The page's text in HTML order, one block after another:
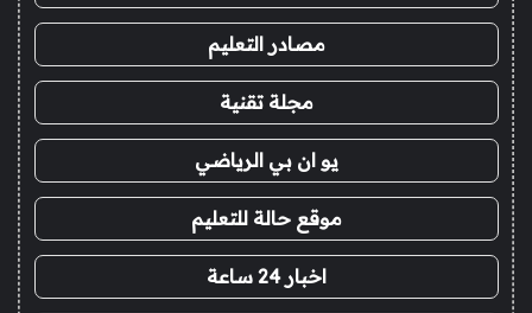
مصادر التعليم
مجلة تقنية
يو ان بي الرياضي
موقع حالة للتعليم
اخبار 24 ساعة